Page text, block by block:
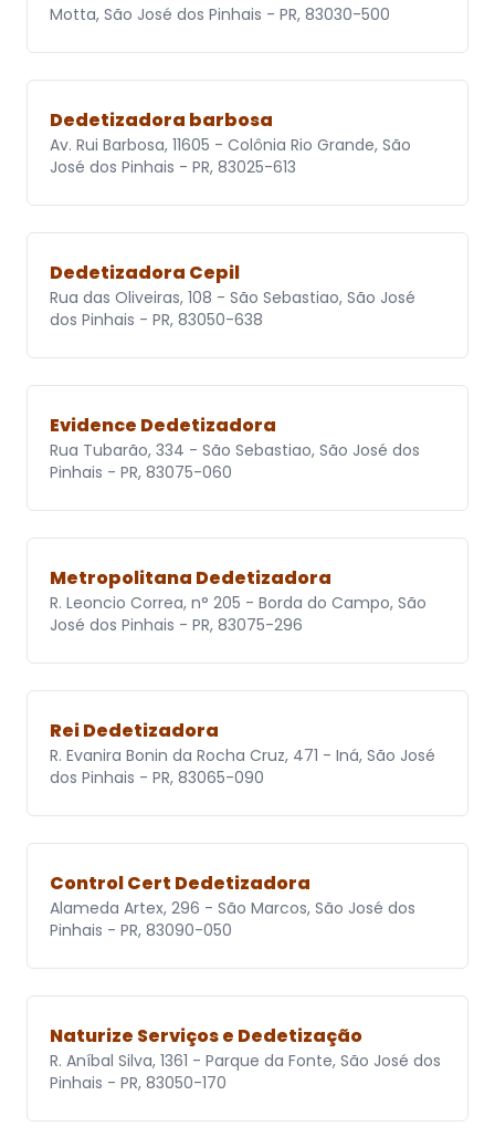
Motta, São José dos Pinhais - PR, 83030-500
Dedetizadora barbosa
Av. Rui Barbosa, 11605 - Colônia Rio Grande, São
José dos Pinhais - PR, 83025-613
Dedetizadora Cepil
Rua das Oliveiras, 108 - São Sebastiao, São José
dos Pinhais - PR, 83050-638
Evidence Dedetizadora
Rua Tubarão, 334 - São Sebastiao, São José dos
Pinhais - PR, 83075-060
Metropolitana Dedetizadora
R. Leoncio Correa, n° 205 - Borda do Campo, São
José dos Pinhais - PR, 83075-296
Rei Dedetizadora
R. Evanira Bonin da Rocha Cruz, 471 - Iná, São José
dos Pinhais - PR, 83065-090
Control Cert Dedetizadora
Alameda Artex, 296 - São Marcos, São José dos
Pinhais - PR, 83090-050
Naturize Serviços e Dedetização
R. Aníbal Silva, 1361 - Parque da Fonte, São José dos
Pinhais - PR, 83050-170